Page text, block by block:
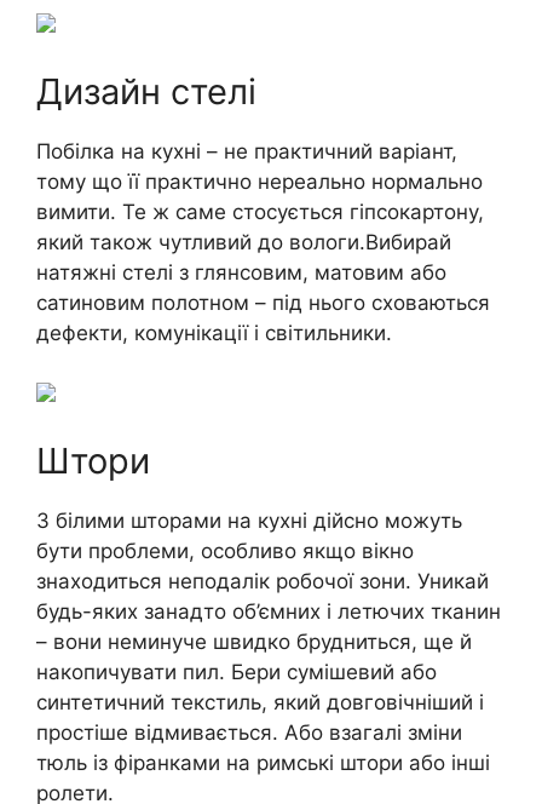
Дизайн стелі
Побілка на кухні – не практичний варіант,
тому що її практично нереально нормально
вимити. Те ж саме стосується гіпсокартону,
який також чутливий до вологи.Вибирай
натяжні стелі з глянсовим, матовим або
сатиновим полотном – під нього сховаються
дефекти, комунікації і світильники.
Штори
З білими шторами на кухні дійсно можуть
бути проблеми, особливо якщо вікно
знаходиться неподалік робочої зони. Уникай
будь-яких занадто об’ємних і летючих тканин
– вони неминуче швидко брудниться, ще й
накопичувати пил. Бери сумішевий або
синтетичний текстиль, який довговічніший і
простіше відмивається. Або взагалі зміни
тюль із фіранками на римські штори або інші
ролети.